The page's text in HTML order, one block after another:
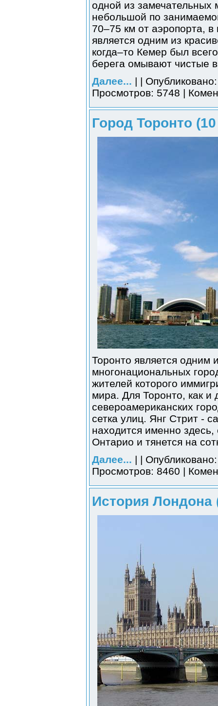
одной из замечательных
небольшой по
70–75 км от аэропорта,
является одним из
когда–то Кемер был
берега омывают чистые
Далее... | |
Просмотров: 5748 |
Город Торонто
Торонто является одним
многонациональных
жителей которого
мира. Для Торонто, как и
североамериканских
сетка улиц. Янг Стрит -
находится именно
Онтарио и тянется на
Далее... | |
Просмотров: 8460 |
История Лондона